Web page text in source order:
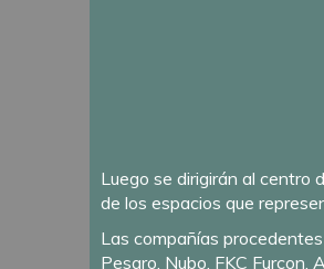
Luego se dirigirán al centro
de los espacios que
Las compañías
Pesaro, Nubo, FKC